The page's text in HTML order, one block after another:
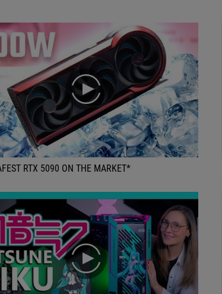
play
RTX 5090 ON THE MARKET*
play